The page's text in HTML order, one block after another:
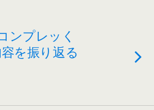
ンプレッく
を振り返る